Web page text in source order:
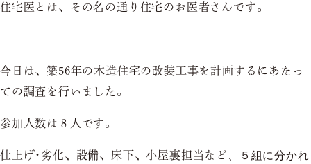
住宅医とは、その名の通り住宅のお医者さんです。
今日は、築56年の木造住宅の改装工事を計画するにあたっ
ての調査を行いました。
参加人数は８人です。
仕上げ･劣化、設備、床下、小屋裏担当など
、５組に分かれ